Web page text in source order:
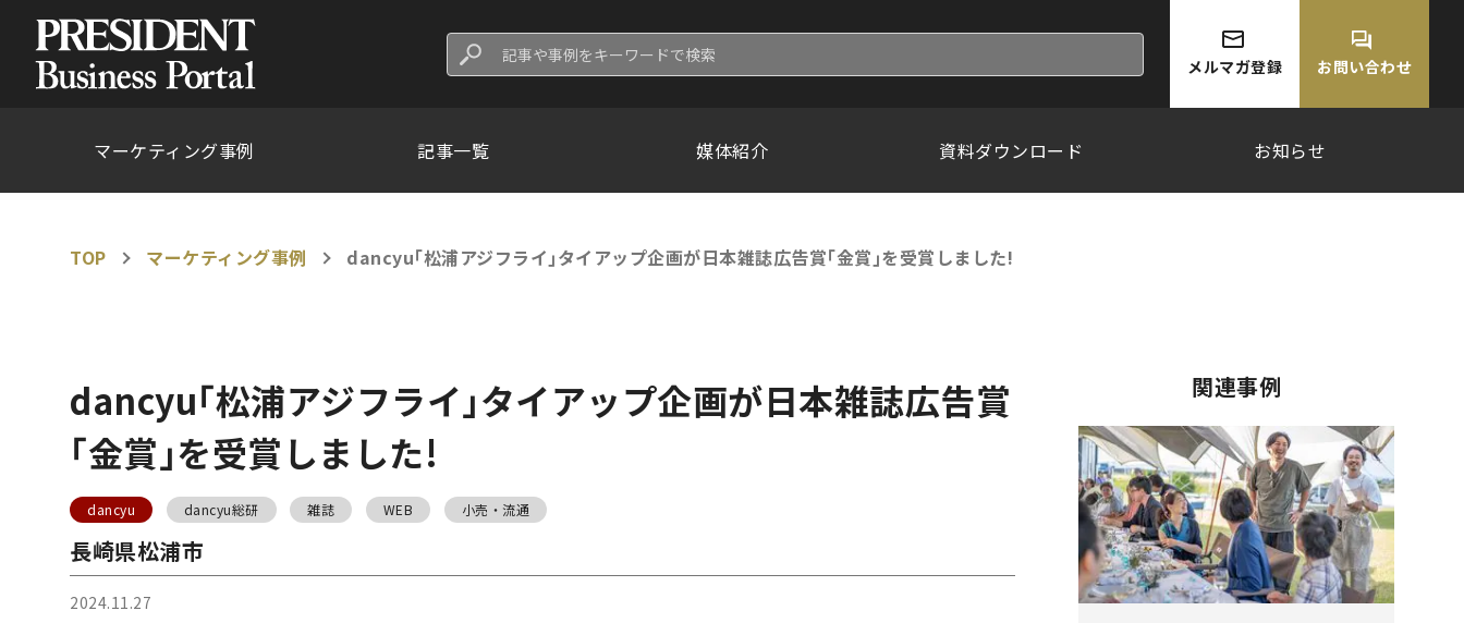
メルマガ登録 お問い合わせ
マーケティング事例 記事一覧 媒体紹介 資料ダウンロード お知らせ
TOP マーケティング事例 dancyu｢松浦アジフライ｣タイアップ企画が日本雑誌広告賞｢金賞｣を受賞しました!
dancyu｢松浦アジフライ｣タイアップ企画が日本雑誌広告賞
｢金賞｣を受賞しました!
dancyu dancyu総研 雑誌 WEB 小売・流通
長崎県松浦市
2024.11.27
関連事例